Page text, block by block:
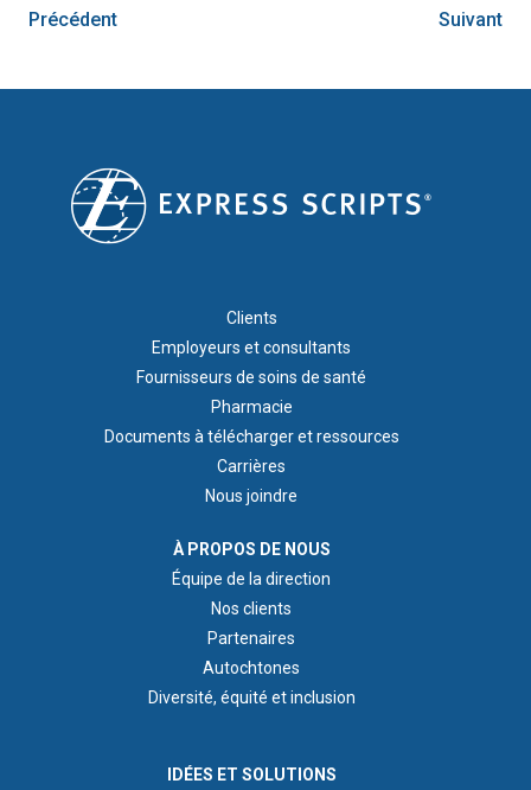
Précédent Suivant
Clients
Employeurs et consultants
Fournisseurs de soins de santé
Pharmacie
Documents à télécharger et ressources
Carrières
Nous joindre
À PROPOS DE NOUS
Équipe de la direction
Nos clients
Partenaires
Autochtones
Diversité, équité et inclusion
IDÉES ET SOLUTIONS